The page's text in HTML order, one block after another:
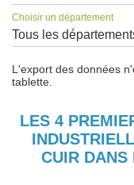
Choisir un département
Tous les
L'export des données
tablette.
LES 4
CUIR DANS